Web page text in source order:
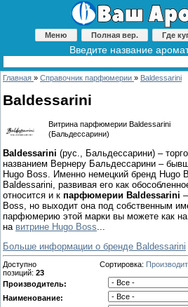
Меню Полная вер. Где
Введите название
Главная » Справочник парфюмерии » Baldessarini
Baldessarini
Витрина парфюмерии Baldessarini
(Бальдессарини)
Baldessarini (рус., Бальдессарини) –
названием Вернеру Бальдессарини –
Hugo Boss. Именно немецкий бренд Hugo
Baldessarini, развивая его как
относится и к парфюмерии Baldessarini
Boss, но выходит она под собственным
парфюмерию этой марки вы можете как на
на витрине Hugo Boss
Больше информации о бренде Baldessarini
Доступно
позиций: 23
Сортировка:
Производитель:
Наименование: